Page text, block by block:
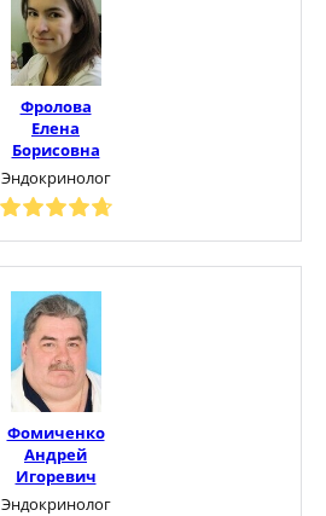
Фролова
Елена
Борисовна
Эндокринолог
Фомиченко
Андрей
Игоревич
Эндокринолог